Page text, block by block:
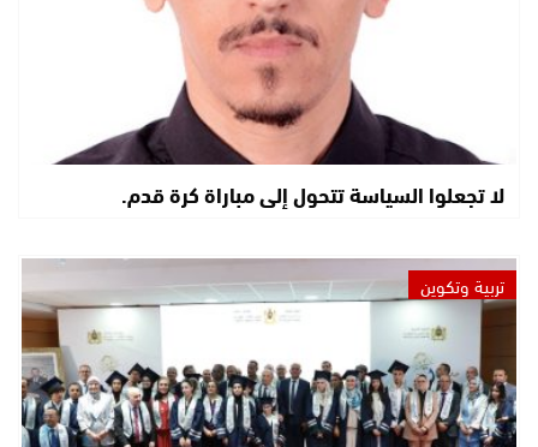
لا تجعلوا السياسة تتحول إلى مباراة كرة قدم.
تربية وتكوين